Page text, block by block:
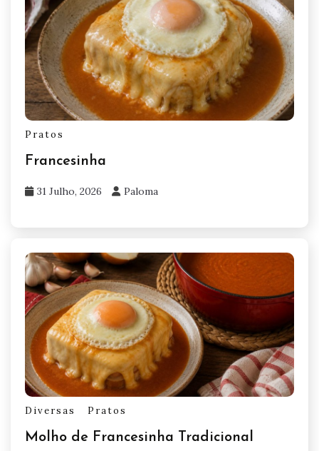
Pratos
Francesinha
31 Julho, 2026 Paloma
Diversas Pratos
Molho de Francesinha Tradicional